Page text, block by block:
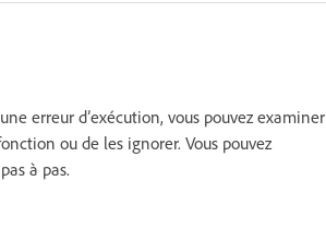
erreur d’exécution, vous pouvez examiner
ou de les ignorer. Vous pouvez
à pas.